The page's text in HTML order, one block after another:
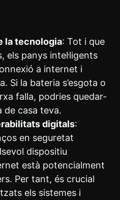
la tecnologia: Tot i que
els panys intel·ligents
a internet i
Si la bateria s’esgota o
falla, podries quedar-
de casa teva.
digitals:
en seguretat
dispositiu
està potencialment
Per tant, és crucial
els sistemes i